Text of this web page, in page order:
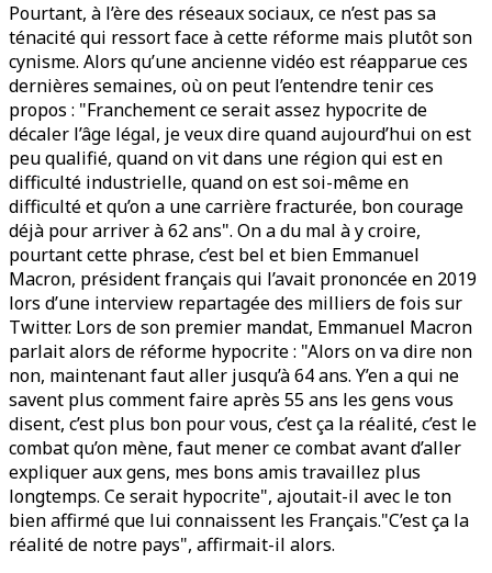
Pourtant, à l’ère des réseaux sociaux, ce n’est pas sa
ténacité qui ressort face à cette réforme mais plutôt son
cynisme. Alors qu’une ancienne vidéo est réapparue ces
dernières semaines, où on peut l’entendre tenir ces
propos : "Franchement ce serait assez hypocrite de
décaler l’âge légal, je veux dire quand aujourd’hui on est
peu qualifié, quand on vit dans une région qui est en
difficulté industrielle, quand on est soi-même en
difficulté et qu’on a une carrière fracturée, bon courage
déjà pour arriver à 62 ans". On a du mal à y croire,
pourtant cette phrase, c’est bel et bien Emmanuel
Macron, président français qui l’avait prononcée en 2019
lors d’une interview repartagée des milliers de fois sur
Twitter. Lors de son premier mandat, Emmanuel Macron
parlait alors de réforme hypocrite : "Alors on va dire non
non, maintenant faut aller jusqu’à 64 ans. Y’en a qui ne
savent plus comment faire après 55 ans les gens vous
disent, c’est plus bon pour vous, c’est ça la réalité, c’est le
combat qu’on mène, faut mener ce combat avant d’aller
expliquer aux gens, mes bons amis travaillez plus
longtemps. Ce serait hypocrite", ajoutait-il avec le ton
bien affirmé que lui connaissent les Français."C’est ça la
réalité de notre pays", affirmait-il alors.